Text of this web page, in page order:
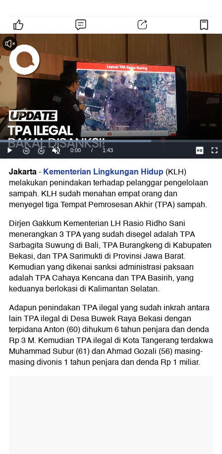
Jakarta-Kementerian Lingkungan Hidup(KLH)
melakukan penindakan terhadap pelanggar pengelolaan
sampah. KLH sudah menahan empat orang dan
menyegel tiga Tempat Pemrosesan Akhir (TPA) sampah.
Dirjen Gakkum Kementerian LH Rasio Ridho Sani
menerangkan 3 TPA yang sudah disegel adalah TPA
Sarbagita Suwung di Bali, TPA Burangkeng di Kabupaten
Bekasi, dan TPA Sarimukti di Provinsi Jawa Barat.
Kemudian yang dikenai sanksi administrasi paksaan
adalah TPA Cahaya Kencana dan TPA Basirih, yang
keduanya berlokasi di Kalimantan Selatan.
Adapun penindakan TPA ilegal yang sudah inkrah antara
lain TPA ilegal di Desa Buwek Raya Bekasi dengan
terpidana Anton (60) dihukum 6 tahun penjara dan denda
Rp 3 M. Kemudian TPA ilegal di Kota Tangerang terdakwa
Muhammad Subur (61) dan Ahmad Gozali (56) masing-
masing divonis 1 tahun penjara dan denda Rp 1 miliar.